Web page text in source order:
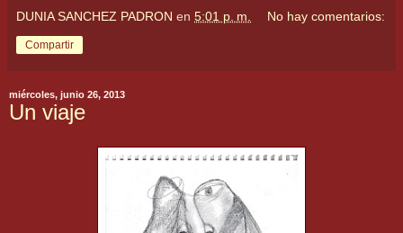
DUNIA SANCHEZ PADRON en 5:01 p. m. No hay comentarios:
Compartir
miércoles, junio 26, 2013
Un viaje